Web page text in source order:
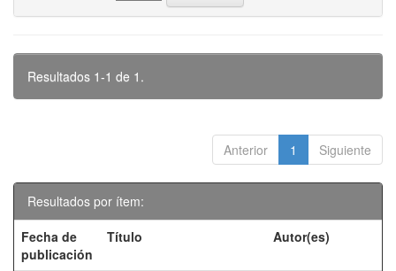
Resultados 1-1 de 1.
Anterior 1 Siguiente
Resultados por ítem:
Fecha de
publicación
Título Autor(es)